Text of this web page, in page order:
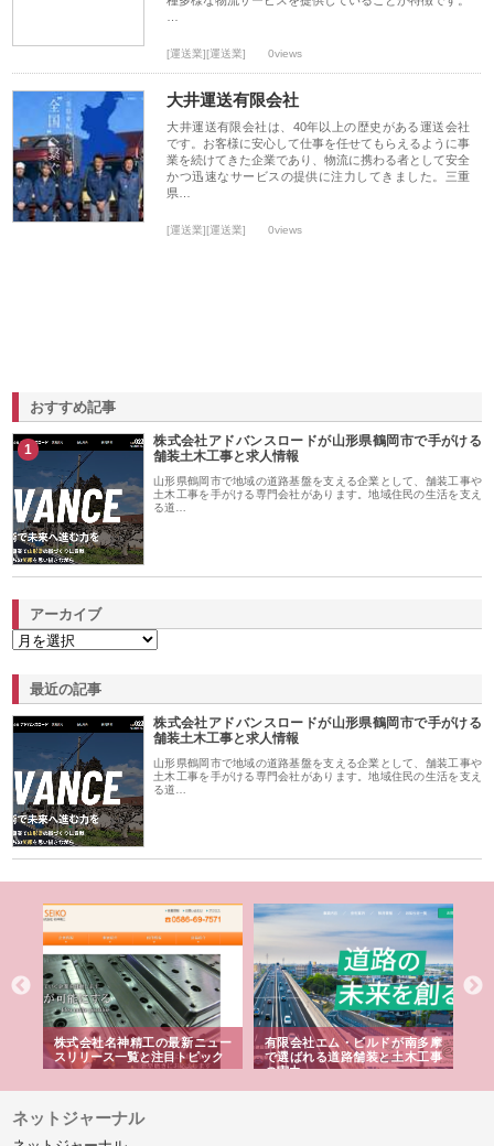
[運送業][運送業] 0views
大井運送有限会社
大井運送有限会社は、40年以上の歴史がある運送会社
です。お客様に安心して仕事を任せてもらえるように事
業を続けてきた企業であり、物流に携わる者として安全
かつ迅速なサービスの提供に注力してきました。三重
県…
[運送業][運送業] 0views
おすすめ記事
1
株式会社アドバンスロードが山形県鶴岡市で手がける
舗装土木工事と求人情報
山形県鶴岡市で地域の道路基盤を支える企業として、舗装工事や
土木工事を手がける専門会社があります。地域住民の生活を支え
る道…
アーカイブ
最近の記事
株式会社アドバンスロードが山形県鶴岡市で手がける
舗装土木工事と求人情報
山形県鶴岡市で地域の道路基盤を支える企業として、舗装工事や
土木工事を手がける専門会社があります。地域住民の生活を支え
る道…
株式会社名神精工の最新ニュー
スリリース一覧と注目トピック
有限会社エム・ビルドが南多摩
で選ばれる道路舗装と土木工事
の実力
ネットジャーナル